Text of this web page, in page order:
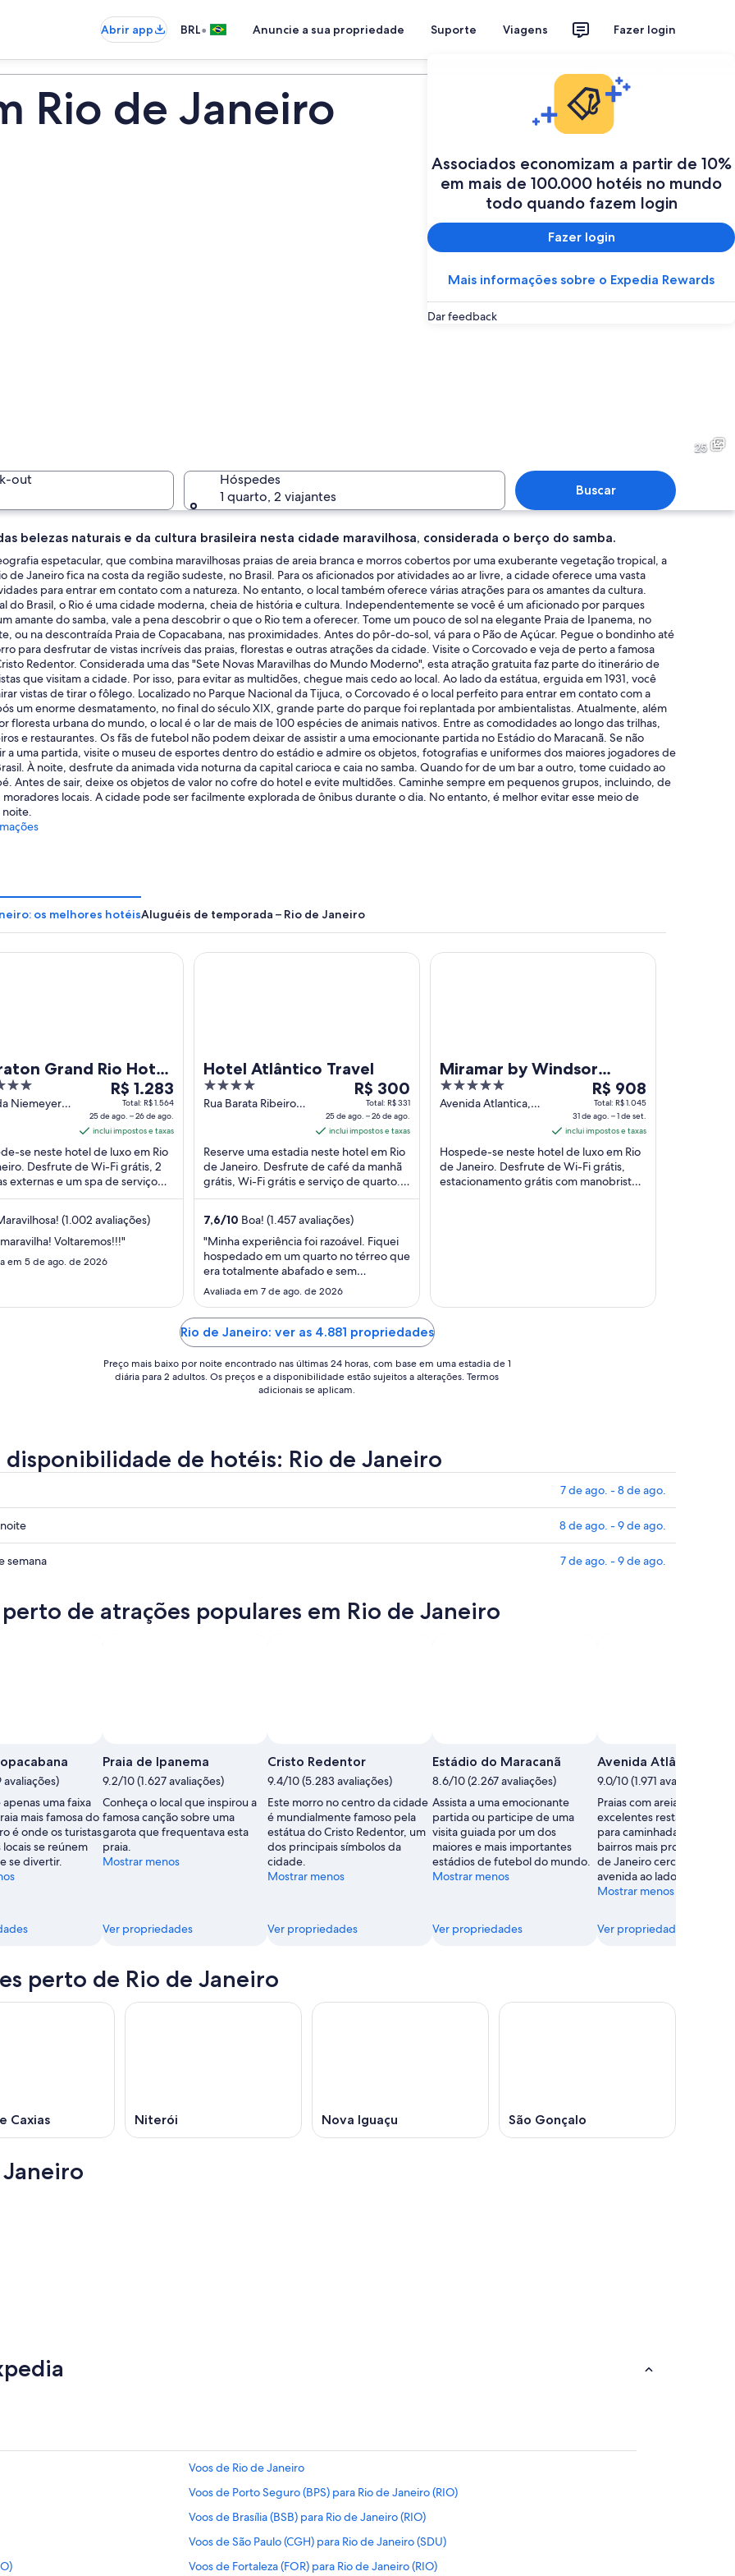
Abrir app BRL• Anuncie a sua propriedade Suporte Viagens Fazer login
Associados economizam a partir de 10%
em mais de 100.000 hotéis no mundo
todo quando fazem login
Fazer login
Mais informações sobre o Expedia Rewards
Dar feedback
Rio de Janeiro
Rio de Janeiro ao pôr do sol, com a estátua do Cristo Redentor, o Pão de Açúcar, a Baía de Guanabara e o horizonte urbano com bondinhos.
Paisagem costeira urbana com edifícios densos, uma grande massa de água e uma
Uma praia com pessoas
25
out
Hóspedes
1 quarto, 2 viajantes
Buscar
belezas naturais e da cultura brasileira nesta cidade maravilhosa, considerada o berço do samba.
espetacular, que combina maravilhosas praias de areia branca e morros cobertos por uma exuberante vegetação tropical, a
de Janeiro fica na costa da região sudeste, no Brasil. Para os aficionados por atividades ao ar livre, a cidade oferece uma vasta
para entrar em contato com a natureza. No entanto, o local também oferece várias atrações para os amantes da cultura.
do Brasil, o Rio é uma cidade moderna, cheia de história e cultura. Independentemente se você é um aficionado por parques
amante do samba, vale a pena descobrir o que o Rio tem a oferecer. Tome um pouco de sol na elegante Praia de Ipanema, no
ou na descontraída Praia de Copacabana, nas proximidades. Antes do pôr-do-sol, vá para o Pão de Açúcar. Pegue o bondinho até
para desfrutar de vistas incríveis das praias, florestas e outras atrações da cidade. Visite o Corcovado e veja de perto a famosa
Redentor. Considerada uma das "Sete Novas Maravilhas do Mundo Moderno", esta atração gratuita faz parte do itinerário de
que visitam a cidade. Por isso, para evitar as multidões, chegue mais cedo ao local. Ao lado da estátua, erguida em 1931, você
vistas de tirar o fôlego. Localizado no Parque Nacional da Tijuca, o Corcovado é o local perfeito para entrar em contato com a
um enorme desmatamento, no final do século XIX, grande parte do parque foi replantada por ambientalistas. Atualmente, além
floresta urbana do mundo, o local é o lar de mais de 100 espécies de animais nativos. Entre as comodidades ao longo das trilhas,
e restaurantes. Os fãs de futebol não podem deixar de assistir a uma emocionante partida no Estádio do Maracanã. Se não
a uma partida, visite o museu de esportes dentro do estádio e admire os objetos, fotografias e uniformes dos maiores jogadores de
À noite, desfrute da animada vida noturna da capital carioca e caia no samba. Quando for de um bar a outro, tome cuidado ao
Antes de sair, deixe os objetos de valor no cofre do hotel e evite multidões. Caminhe sempre em pequenos grupos, incluindo, de
locais. A cidade pode ser facilmente explorada de ônibus durante o dia. No entanto, é melhor evitar esse meio de
os melhores hotéisAluguéis de temporada – Rio de Janeiro
Grand Rio Hotel
Niemeyer
O
preço
é
de
R$ 1.283
por
diária
uma
estadia
ago.
de
ago..
R$ 1.283
Total: R$ 1.564
25 de ago. – 26 de ago.
inclui impostos e taxas
se neste hotel de luxo em Rio
Desfrute de Wi-Fi grátis, 2
externas e um spa de serviço
Em suas avaliações, nossos
(1.002 avaliações)
Voltaremos!!!"
em 5 de ago. de 2026
Grand Rio Hotel & Resort
Hotel Atlântico Travel
4
out
Rua Barata Ribeiro
O
preço
é
de
R$ 300
por
diária
estadia
de
25
ago.
a
26
de
ago..
R$ 300
Total: R$ 331
25 de ago. – 26 de ago.
inclui impostos e taxas
Reserve uma estadia neste hotel em Rio
de Janeiro. Desfrute de café da manhã
grátis, Wi-Fi grátis e serviço de quarto.
Em suas avaliações, nossos hóspedes
7,6/10 Boa! (1.457 avaliações)
"Minha experiência foi razoável. Fiquei
hospedado em um quarto no térreo que
era totalmente abafado e sem
ventilação. A janela dava para uma casa
de máquinas, o que tornava o ambiente
ainda mais desconfortável. Além disso, a
camareira não realizou a limpeza do
quarto dentro do período indicado no
..."
Avaliada em 7 de ago. de 2026
Hotel Atlântico Travel
Miramar by Windsor
Copacabana
5
out
Avenida Atlantica,
O
preço
é
de
R$ 908
por
diária
ago.
R$ 908
Total: R$ 1.045
31 de ago. – 1 de set.
inclui impostos e taxas
Hospede-se neste hotel de luxo em Rio
de Janeiro. Desfrute de Wi-Fi grátis,
estacionamento grátis com manobrista e
Miramar by Windsor Copacabana
Rio de Janeiro: ver as 4.881 propriedades
Preço mais baixo por noite encontrado nas últimas 24 horas, com base em uma estadia de 1
diária para 2 adultos. Os preços e a disponibilidade estão sujeitos a alterações. Termos
adicionais se aplicam.
disponibilidade de hotéis: Rio de Janeiro
7 de ago. - 8 de ago.
8 de ago. - 9 de ago.
semana 7 de ago. - 9 de ago.
de atrações populares em Rio de Janeiro
avaliações)
uma faixa
mais famosa do
é onde os turistas
se reúnem
se divertir.
Praia de Ipanema
9.2/10 (1.627 avaliações)
Conheça o local que inspirou a
famosa canção sobre uma
garota que frequentava esta
praia.
Mostrar menos
Ver propriedades
Cristo Redentor
9.4/10 (5.283 avaliações)
Este morro no centro da cidade
é mundialmente famoso pela
estátua do Cristo Redentor, um
dos principais símbolos da
cidade.
Mostrar menos
Ver propriedades
Estádio do Maracanã
8.6/10 (2.267 avaliações)
Assista a uma emocionante
partida ou participe de uma
visita guiada por um dos
maiores e mais importantes
estádios de futebol do mundo.
Mostrar menos
Ver propriedades
Avenida Atlântica
9.0/10 (1.971 avaliações)
Praias com areia dourada,
excelentes restaurantes,
para caminhada e alguns
bairros mais procurados
de Janeiro cercam essa
avenida ao lado do mar.
Mostrar menos
Ver propriedades
perto de Rio de Janeiro
Caxias Niterói Nova Iguaçu São Gonçalo
Voos de Rio de Janeiro
Voos de Porto Seguro (BPS) para Rio de Janeiro (RIO)
Voos de Brasília (BSB) para Rio de Janeiro (RIO)
Voos de São Paulo (CGH) para Rio de Janeiro (SDU)
Voos de Fortaleza (FOR) para Rio de Janeiro (RIO)